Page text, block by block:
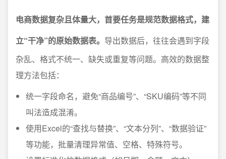
电商数据复杂且体量大，首要任务是规范数据格式，建
立“干净”的原始数据表。 导出数据后，往往会遇到字段
杂乱、格式不统一、缺失或重复等问题。高效的数据整
理方法包括：
统一字段命名，避免“商品编号”、“SKU编码”等不同
叫法造成混淆。
使用Excel的“查找与替换”、“文本分列”、“数据验证”
等功能，批量清理异常值、空格、特殊符号。